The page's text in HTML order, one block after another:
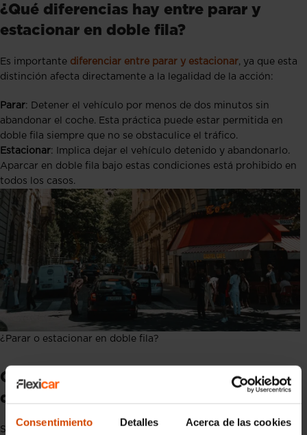
Consentimiento Detalles Acerca de las cookies
¿Qué diferencias hay entre parar y
estacionar en doble fila?
Es importante diferenciar entre parar y estacionar, ya que esta
distinción afecta directamente a la legalidad de la acción:
Parar: Detener el vehículo por menos de dos minutos sin
abandonar el coche. Esta práctica puede estar permitida en
doble fila siempre que no se obstaculice el tráfico.
Estacionar: Implica dejar el vehículo detenido y abandonarlo.
Aparcar en doble fila bajo estas condiciones está prohibido en
todos los casos.
¿Parar o estacionar en doble fila?
Consejos para evitar estacionar en
doble fila
Si bien la falta de espacio para aparcar puede ser frustrante, es